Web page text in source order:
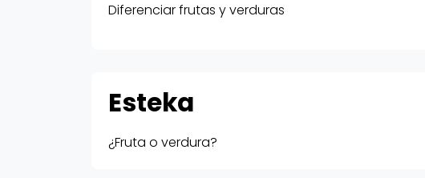
Diferenciar frutas y verduras
Esteka
¿Fruta o verdura?